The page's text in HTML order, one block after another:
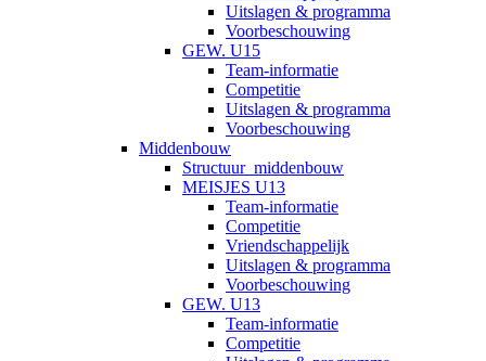
Uitslagen & programma
Voorbeschouwing
GEW. U15
Team-informatie
Competitie
Uitslagen & programma
Voorbeschouwing
Middenbouw
Structuur_middenbouw
MEISJES U13
Team-informatie
Competitie
Vriendschappelijk
Uitslagen & programma
Voorbeschouwing
GEW. U13
Team-informatie
Competitie